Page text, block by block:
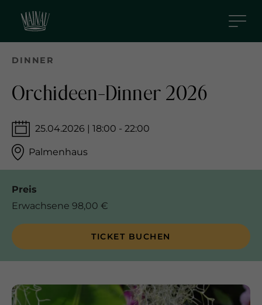
DINNER
Orchideen-Dinner 2026
25.04.2026 | 18:00 - 22:00
Palmenhaus
Preis
Erwachsene 98,00 €
TICKET BUCHEN